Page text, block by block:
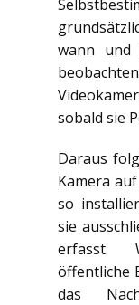
wann und
sobald sie
Daraus
Kamera
so
sie
erfasst.
öffentliche
das